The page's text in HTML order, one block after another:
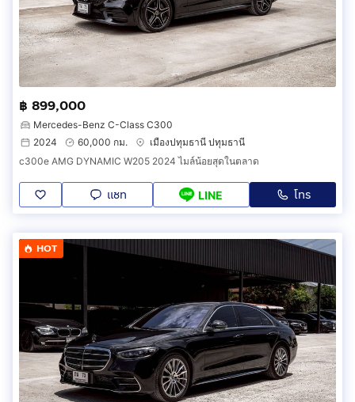
฿ 899,000
Mercedes-Benz C-Class C300
2024
60,000 กม.
เมืองปทุมธานี ปทุมธานี
c300e AMG DYNAMIC W205 2024 ไมล์น้อยสุดในตลาด
แชท LINE โทร
HOT